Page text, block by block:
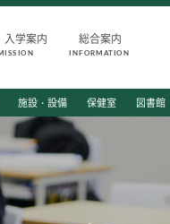
入学案内 総合案内
INFORMATION
LIFE
ルライフ
ルカレンダー
流れ
同好会
施設・設備 保健室 図書館